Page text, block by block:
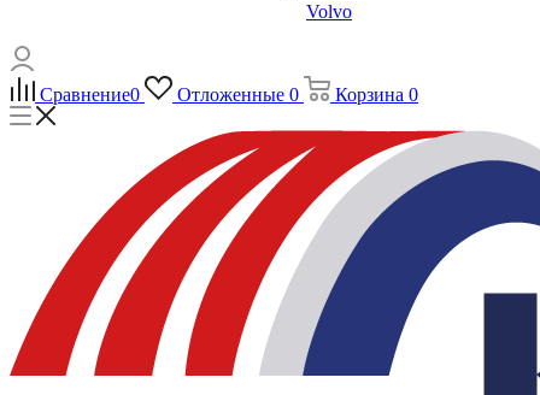
Volvo
Сравнение0 Отложенные 0 Корзина 0